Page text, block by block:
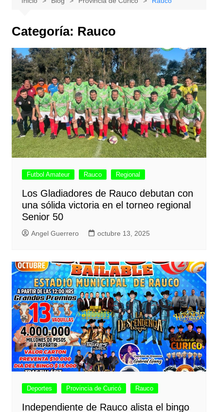
Categoría: Rauco
Futbol Amateur Rauco Regional
Los Gladiadores de Rauco debutan con
una sólida victoria en el torneo regional
Senior 50
Angel Guerrero octubre 13, 2025
Deportes Provincia de Curicó Rauco
Independiente de Rauco alista el bingo